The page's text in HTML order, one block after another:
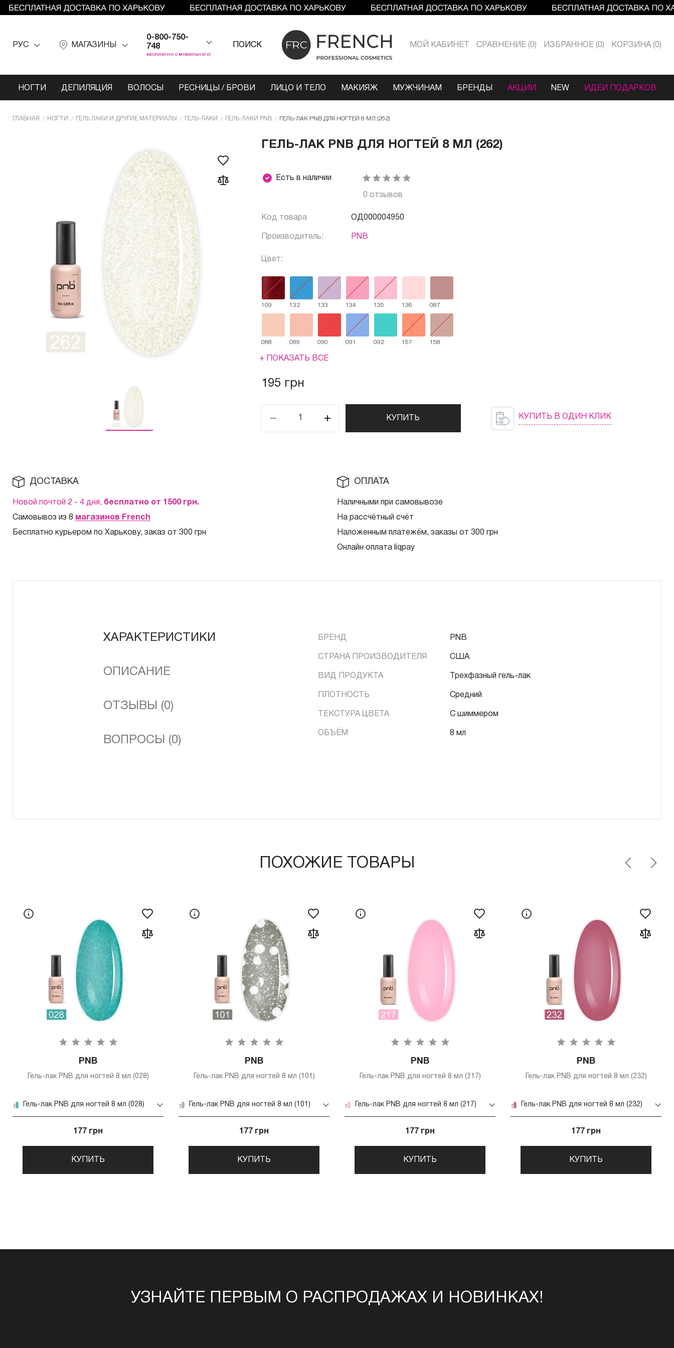
РУС МАГАЗИНЫ
0-800-750-
748
БЕСПЛАТНО С МОБИЛЬНОГО!
ПОИСК МОЙ КАБИНЕТ СРАВНЕНИЕ 0 ИЗБРАННОЕ 0 КОРЗИНА 0
НОГТИ ДЕПИЛЯЦИЯ ВОЛОСЫ РЕСНИЦЫ / БРОВИ ЛИЦО И ТЕЛО МАКИЯЖ МУЖЧИНАМ БРЕНДЫ АКЦИИ NEW ИДЕИ ПОДАРКОВ
ГЛАВНАЯ НОГТИ ГЕЛЬ ЛАКИ И ДРУГИЕ МАТЕРИАЛЫ ГЕЛЬ-ЛАКИ ГЕЛЬ-ЛАКИ PNB ГЕЛЬ-ЛАК PNB ДЛЯ НОГТЕЙ 8 МЛ (262)
ГЕЛЬ-ЛАК PNB ДЛЯ НОГТЕЙ 8 МЛ (262)
Есть в наличии
0 отзывов
Код товара ОД000004950
Производитель: PNB
Цвет:
109 132 133 134 135 136 087
088 089 090 091 092 157 158
+ ПОКАЗАТЬ ВСЕ
195 грн
КУПИТЬ КУПИТЬ В ОДИН КЛИК
ДОСТАВКА
Новой почтой 2 - 4 дня, бесплатно от 1500 грн.
Самовывоз из 8 магазинов French
Бесплатно курьером по Харькову, заказ от 300 грн
ОПЛАТА
Наличными при самовывозе
На рассчётный счёт
Наложенным платежём, заказы от 300 грн
Онлайн оплата liqpay
ХАРАКТЕРИСТИКИ
ОПИСАНИЕ
ОТЗЫВЫ (0)
ВОПРОСЫ (0)
БРЕНД PNB
СТРАНА ПРОИЗВОДИТЕЛЯ США
ВИД ПРОДУКТА Трехфазный гель-лак
ПЛОТНОСТЬ Средний
ТЕКСТУРА ЦВЕТА С шиммером
ОБЪЁМ 8 мл
ПОХОЖИЕ ТОВАРЫ
PNB
Гель-лак PNB для ногтей 8 мл (028)
Гель-лак PNB для ногтей 8 мл (028)
177 грн
КУПИТЬ
PNB
Гель-лак PNB для ногтей 8 мл (101)
Гель-лак PNB для ногтей 8 мл (101)
177 грн
КУПИТЬ
PNB
Гель-лак PNB для ногтей 8 мл (217)
Гель-лак PNB для ногтей 8 мл (217)
177 грн
КУПИТЬ
PNB
Гель-лак PNB для ногтей 8 мл (232)
Гель-лак PNB для ногтей 8 мл (232)
177 грн
КУПИТЬ
УЗНАЙТЕ ПЕРВЫМ О РАСПРОДАЖАХ И НОВИНКАХ!